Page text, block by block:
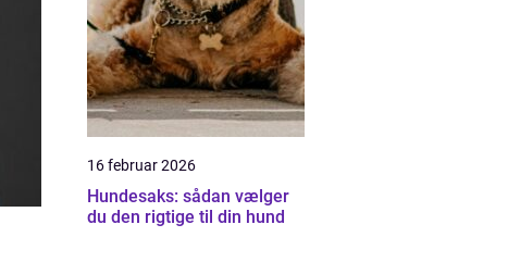
16 februar 2026
Hundesaks: sådan vælger
du den rigtige til din hund